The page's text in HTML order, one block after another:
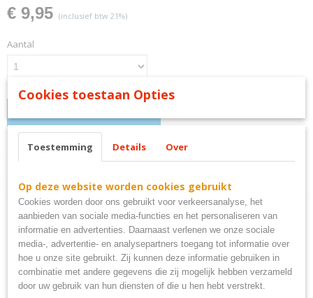
€ 9,95 (inclusief btw 21%)
Aantal
scooter vrouw bord metaal
Ook interessant
Cookies toestaan Opties
Toestemming Details Over
Op deze website worden cookies gebruikt
Cookies worden door ons gebruikt voor verkeersanalyse, het
aanbieden van sociale media-functies en het personaliseren van
informatie en advertenties. Daarnaast verlenen we onze sociale
media-, advertentie- en analysepartners toegang tot informatie over
hoe u onze site gebruikt. Zij kunnen deze informatie gebruiken in
combinatie met andere gegevens die zij mogelijk hebben verzameld
door uw gebruik van hun diensten of die u hen hebt verstrekt.